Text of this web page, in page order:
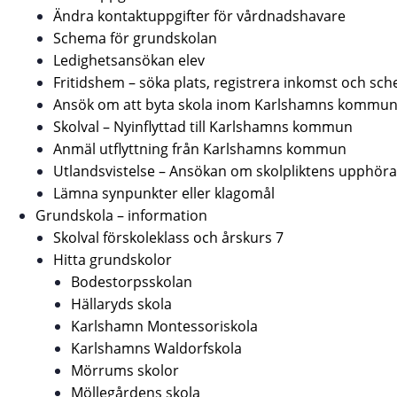
Ändra kontaktuppgifter för vårdnadshavare
Schema för grundskolan
Ledighetsansökan elev
Fritidshem – söka plats, registrera inkomst och
Ansök om att byta skola inom Karlshamns kommun
Skolval – Nyinflyttad till Karlshamns kommun
Anmäl utflyttning från Karlshamns kommun
Utlandsvistelse – Ansökan om skolpliktens
Lämna synpunkter eller klagomål
Grundskola – information
Skolval förskoleklass och årskurs 7
Hitta grundskolor
Bodestorpsskolan
Hällaryds skola
Karlshamn Montessoriskola
Karlshamns Waldorfskola
Mörrums skolor
Möllegårdens skola